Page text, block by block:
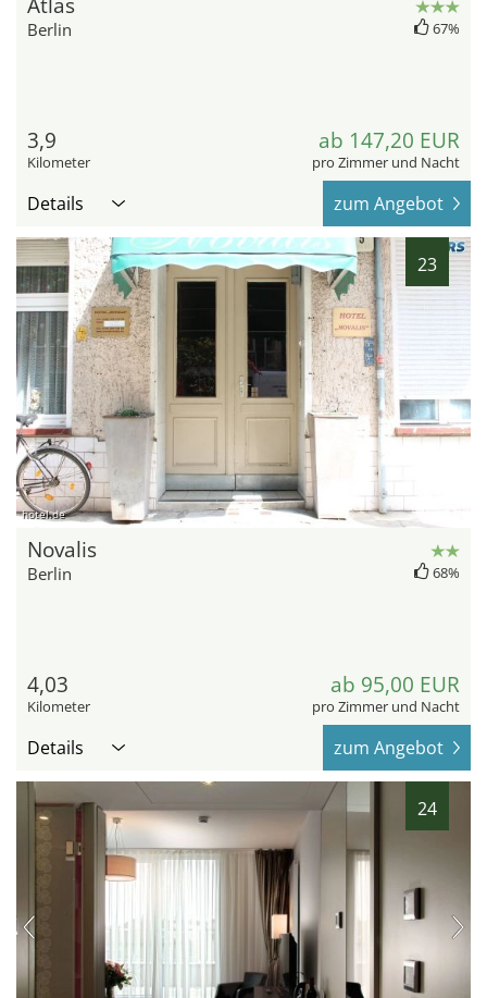
Berlin 67%
3,9
Kilometer
ab 147,20 EUR
pro Zimmer und Nacht
Details zum Angebot
23
hotel.de
Novalis
Berlin 68%
4,03
Kilometer
ab 95,00 EUR
pro Zimmer und Nacht
Details zum Angebot
24